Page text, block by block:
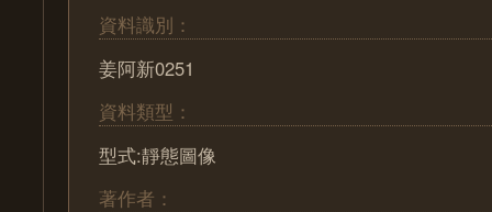
資料識別：
姜阿新0251
資料類型：
型式:靜態圖像
著作者：